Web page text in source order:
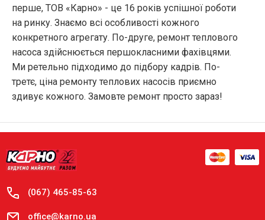
перше, ТОВ «Карно» - це 16 років успішної роботи
на ринку. Знаємо всі особливості кожного
конкретного агрегату. По-друге, ремонт теплового
насоса здійснюється першокласними фахівцями.
Ми ретельно підходимо до підбору кадрів. По-
третє, ціна ремонту теплових насосів приємно
здивує кожного. Замовте ремонт просто зараз!
(067) 465-85-63
office@karno.ua